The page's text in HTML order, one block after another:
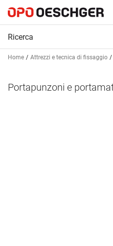
Home Attrezzi e tecnica di fissaggio
Portapunzoni e